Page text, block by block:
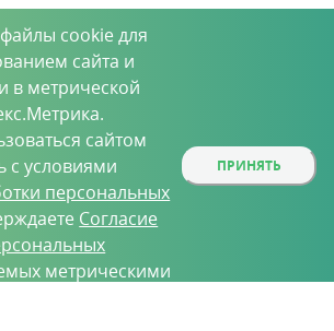
cookie для
сайта и
в метрической
сайтом
с условиями
персональных
Согласие
метрическими
ПРИНЯТЬ